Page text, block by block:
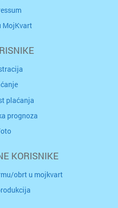
MojKvart
plaćanja
prognoza
KORISNIKE
obrt u mojkvart